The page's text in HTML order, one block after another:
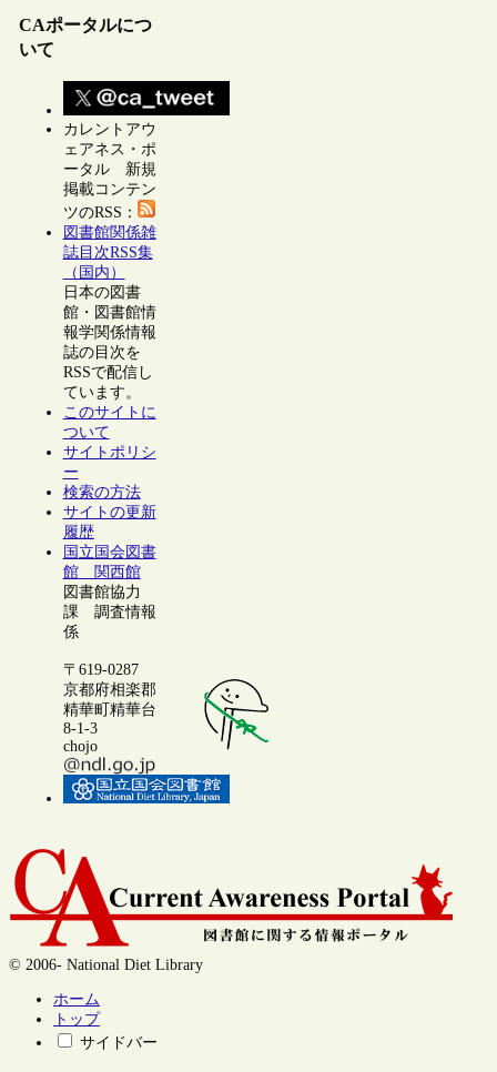
CAポータルにつ
いて
カレントアウ
ェアネス・ポ
ータル 新規
掲載コンテン
ツのRSS：
図書館関係雑
誌目次RSS集
（国内）
日本の図書
館・図書館情
報学関係情報
誌の目次を
RSSで配信し
ています。
このサイトに
ついて
サイトポリシ
ー
検索の方法
サイトの更新
履歴
国立国会図書
館 関西館
図書館協力
課 調査情報
係
〒619-0287
京都府相楽郡
精華町精華台
8-1-3
chojo
© 2006- National Diet Library
ホーム
トップ
サイドバー